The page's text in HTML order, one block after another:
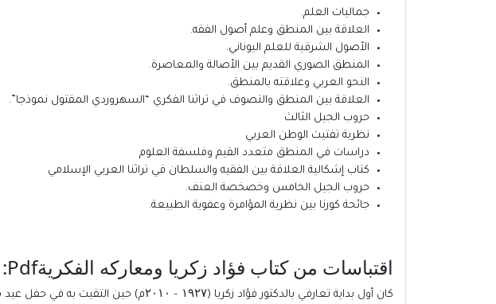
جماليات العلم.
العلاقة بين المنطق وعلم أصول الفقه.
الأصول الشرقية للعلم اليوناني.
المنطق الصوري القديم بين الأصالة والمعاصرة.
النحو العربي وعلاقته بالمنطق.
العلاقة بين المنطق والتصوف في تراثنا الفكري “السهروردي المقتول نموذجا”.
حروب الجيل الثالث
نظرية تفتيت الوطن العربي
دراسات في المنطق متعدد القيم وفلسفة العلوم
كتاب إشكالية العلاقة بين الفقيه والسلطان في تراثنا العربي الإسلامي
حروب الجيل الخامس وخصخصة العنف.
جائحة كورنا بين نظرية المؤامرة وعفوية الطبيعة.
اقتباسات من كتاب فؤاد زكريا ومعاركه الفكريةPdf:
كان أول بداية تعارفي بالدكتور فؤاد زكريا